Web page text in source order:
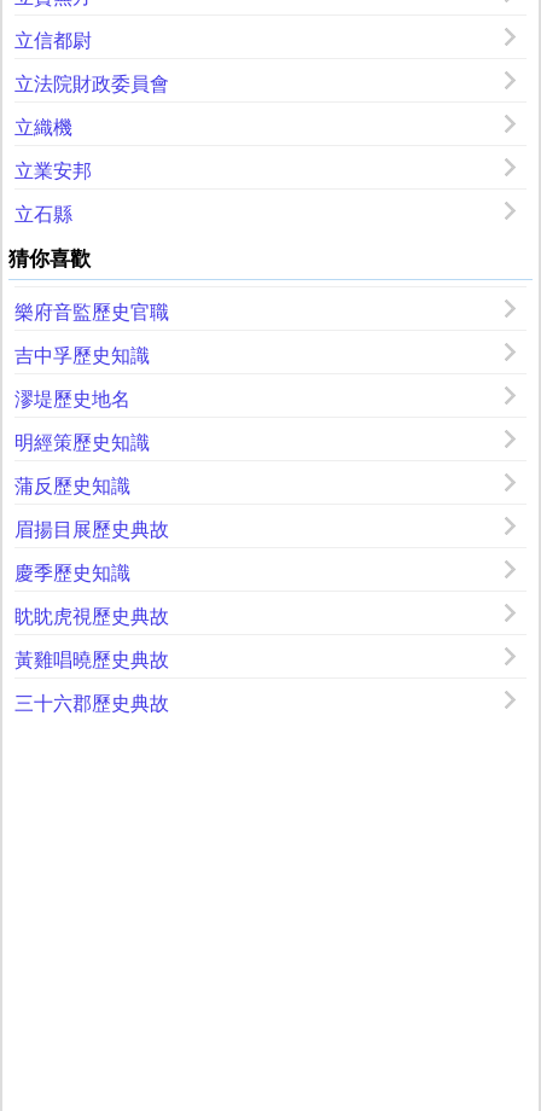
立信都尉
立法院財政委員會
立織機
立業安邦
立石縣
猜你喜歡
樂府音監歷史官職
吉中孚歷史知識
漻堤歷史地名
明經策歷史知識
蒲反歷史知識
眉揚目展歷史典故
慶季歷史知識
眈眈虎視歷史典故
黃雞唱曉歷史典故
三十六郡歷史典故